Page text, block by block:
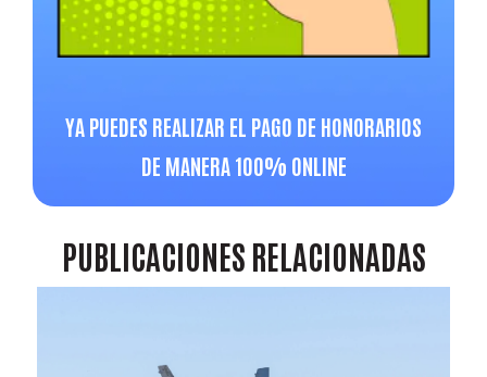
YA PUEDES REALIZAR EL PAGO DE HONORARIOS
DE MANERA 100% ONLINE
PUBLICACIONES RELACIONADAS